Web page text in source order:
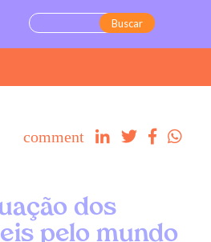
comment    
dos
pelo mundo